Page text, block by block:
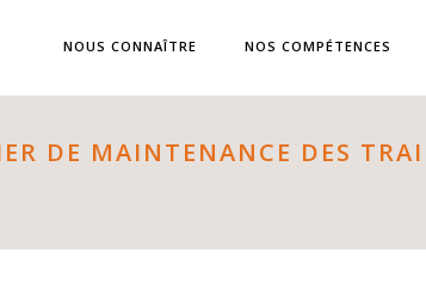
NOUS CONNAÎTRE NOS COMPÉTENCES
DE MAINTENANCE DES